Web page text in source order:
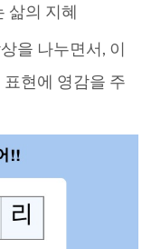
삶의 지혜
을 나누면서, 이
현에 영감을 주